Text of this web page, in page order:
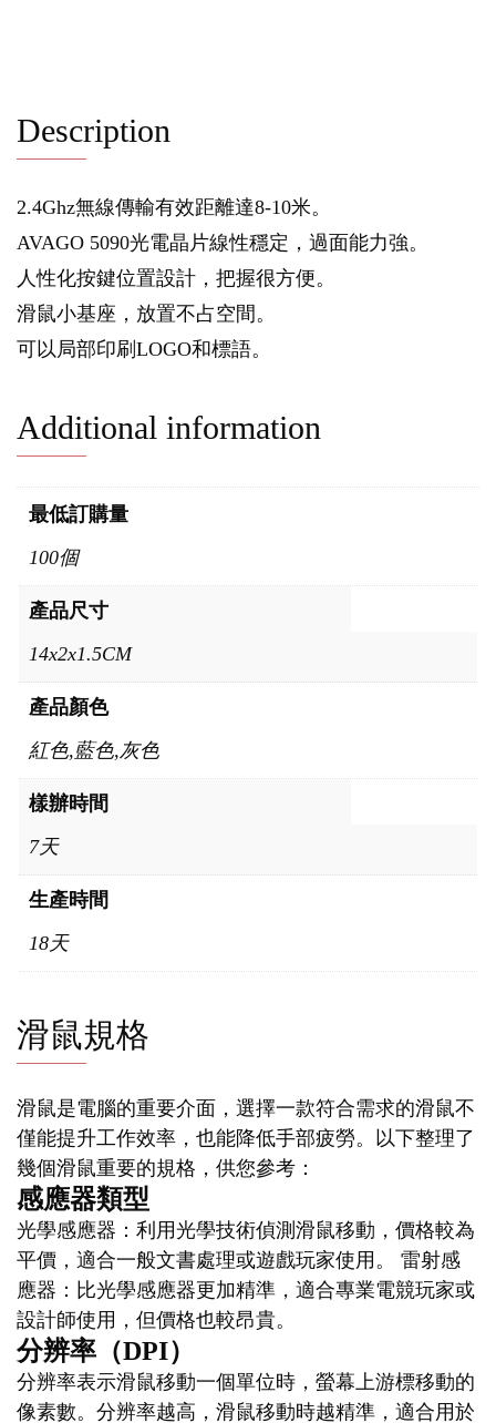
Description
2.4Ghz無線傳輸有效距離達8-10米。
AVAGO 5090光電晶片線性穩定，過面能力強。
人性化按鍵位置設計，把握很方便。
滑鼠小基座，放置不占空間。
可以局部印刷LOGO和標語。
Additional information
最低訂購量
100個
產品尺寸
14x2x1.5CM
產品顏色
紅色,藍色,灰色
樣辦時間
7天
生產時間
18天
滑鼠規格
滑鼠是電腦的重要介面，選擇一款符合需求的滑鼠不
僅能提升工作效率，也能降低手部疲勞。以下整理了
幾個滑鼠重要的規格，供您參考：
感應器類型
光學感應器：利用光學技術偵測滑鼠移動，價格較為
平價，適合一般文書處理或遊戲玩家使用。 雷射感
應器：比光學感應器更加精準，適合專業電競玩家或
設計師使用，但價格也較昂貴。
分辨率（DPI）
分辨率表示滑鼠移動一個單位時，螢幕上游標移動的
像素數。分辨率越高，滑鼠移動時越精準，適合用於